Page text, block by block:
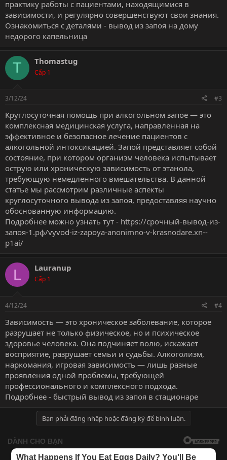
практику работы с пациентами, находящимися в
зависимости, и регулярно совершенствуют свои знания.
Ознакомиться с деталями - вывод из запоя на дому
недорого капельница
T Thomastug
Cấp 1
3/12/24 #3
Круглосуточная помощь при алкогольном запое — это
комплексная медицинская услуга, направленная на
эффективное и безопасное лечение пациентов с
алкогольной интоксикацией. Запой представляет собой
состояние, при котором организм человека испытывает
острую или хроническую зависимость от этанола,
требующую немедленного вмешательства. В данной
статье мы рассмотрим различные аспекты
круглосуточного вывода из запоя, предоставляя научно
обоснованную информацию.
Подробнее можно узнать тут - https://срочный-вывод-из-
запоя-1.рф/vyvod-iz-zapoya-anonimno-v-krasnodare.xn--
p1ai/
L Lauranup
Cấp 1
4/12/24 #4
Зависимость — это хроническое заболевание, которое
разрушает не только физическое, но и психическое
здоровье человека. Она подчиняет волю, искажает
восприятие, разрушает семьи и судьбы. Алкоголизм,
наркомания, игровая зависимость — лишь разные
проявления одной проблемы, требующей
профессионального и комплексного подхода.
Подробнее - быстрый вывод из запоя в стационаре
Bạn phải đăng nhập hoặc đăng ký để bình luận.